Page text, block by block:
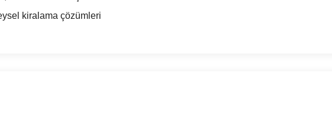
kiralama çözümleri